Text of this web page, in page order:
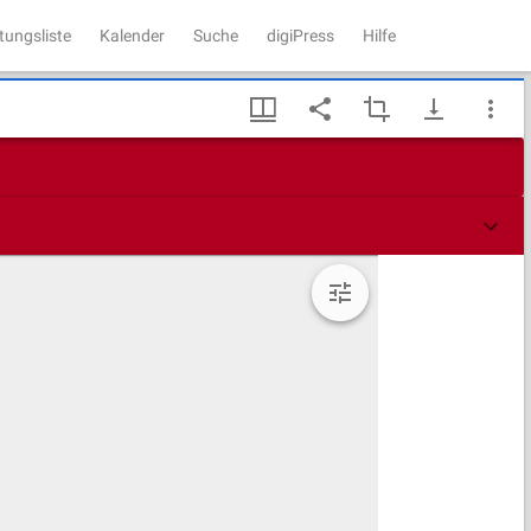
Kalender Suche digiPress Hilfe